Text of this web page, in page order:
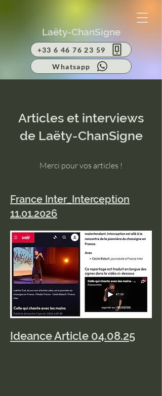
Laëty-ChanSigne
+33 6 46 76 23 59
Whatsapp
Articles et interviews
de Laëty-ChanSigne
Merci pour vos articles !
France Inter_Interception
11.01.2026
Ideance Article 04.08.25